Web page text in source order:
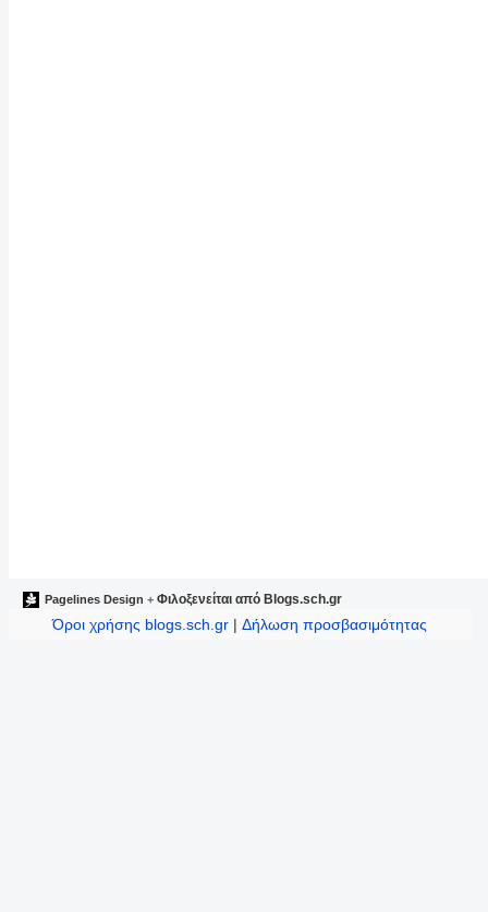
Pagelines Design + Φιλοξενείται από Blogs.sch.gr
Όροι χρήσης blogs.sch.gr |Δήλωση προσβασιμότητας